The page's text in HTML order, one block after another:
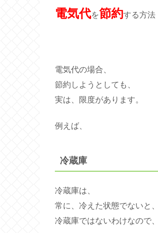
電気代を節約する方法
電気代の場合、
節約しようとしても、
実は、限度があります。
例えば、
冷蔵庫
冷蔵庫は、
常に、冷えた状態でないと、
冷蔵庫ではないわけなので、